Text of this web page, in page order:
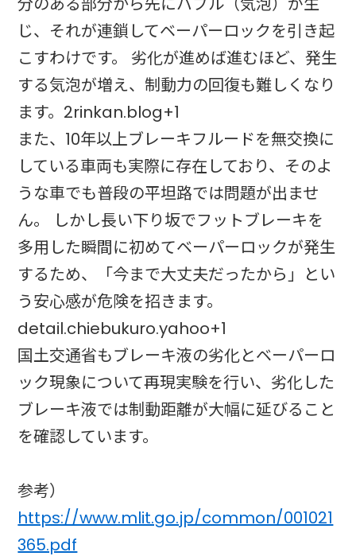
じ、それが連鎖してベーパーロックを引き起
こすわけです。 劣化が進めば進むほど、発生
する気泡が増え、制動力の回復も難しくなり
ます。2rinkan.blog+1
また、10年以上ブレーキフルードを無交換に
している車両も実際に存在しており、そのよ
うな車でも普段の平坦路では問題が出ませ
ん。 しかし長い下り坂でフットブレーキを
多用した瞬間に初めてベーパーロックが発生
するため、「今まで大丈夫だったから」とい
う安心感が危険を招きます。
detail.chiebukuro.yahoo+1
国土交通省もブレーキ液の劣化とベーパーロ
ック現象について再現実験を行い、劣化した
ブレーキ液では制動距離が大幅に延びること
を確認しています。
参考）
https://www.mlit.go.jp/common/001021
365.pdf